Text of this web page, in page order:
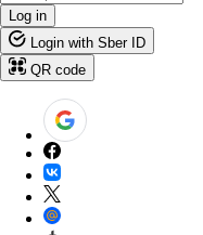
Log in
Login with Sber ID
QR code